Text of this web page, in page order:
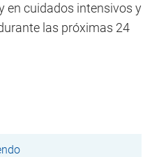
en cuidados intensivos y
las próximas 24